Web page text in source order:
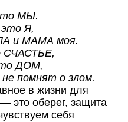
МЫ.
Я,
и МАМА моя.
СЧАСТЬЕ,
ДОМ,
помнят о злом.
в жизни для
это оберег, защита
себя